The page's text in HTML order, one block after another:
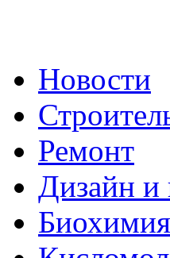
Новости
Ремонт
Дизайн и